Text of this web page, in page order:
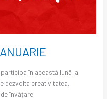
în această lună la
dezvolta creativitatea,
învățare.